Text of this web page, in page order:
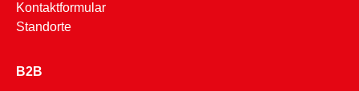
Kontaktformular
Standorte
B2B